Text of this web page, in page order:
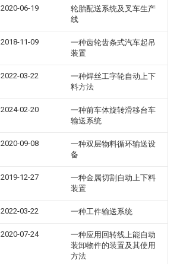
2020-06-19
轮胎配送系统及叉车生产
线
2018-11-09
一种齿轮齿条式汽车起吊
装置
2022-03-22
一种焊丝工字轮自动上下
料方法
2024-02-20
一种前车体旋转滑移台车
输送系统
2020-09-08
一种双层物料循环输送设
备
2019-12-27
一种金属切割自动上下料
装置
2022-03-22 一种工件输送系统
2020-07-24
一种应用回转线上能自动
装卸物件的装置及其使用
方法